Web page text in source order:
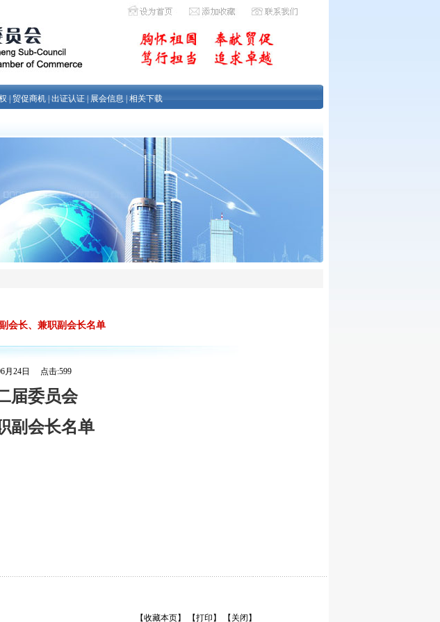
贸促商机| 出证认证| 展会信息 相关下载
会长、兼职副会长名单
月24日 点击:599
届委员会
副会长名单
【收藏本页】
【打印】 【关闭】